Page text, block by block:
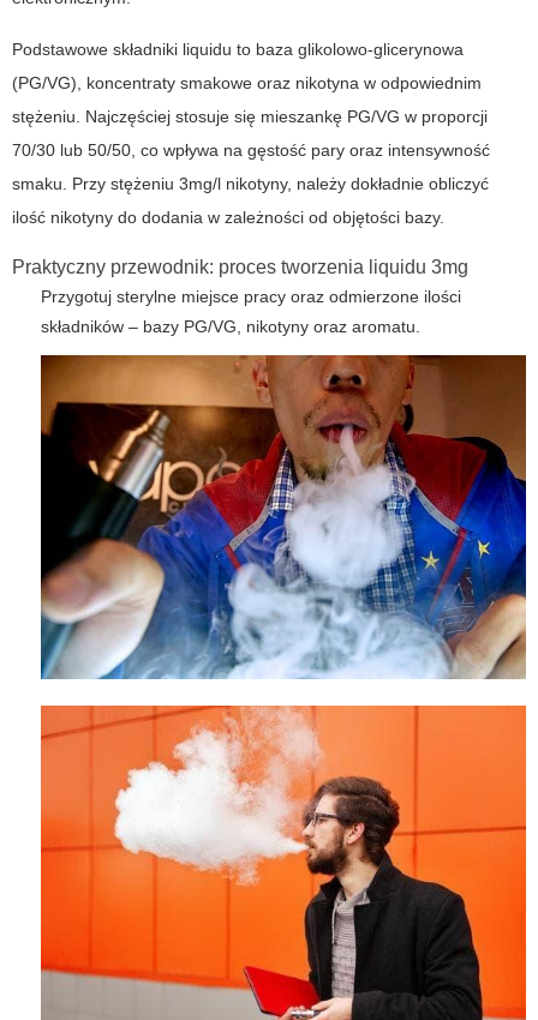
Podstawowe składniki liquidu to baza glikolowo-glicerynowa
(PG/VG), koncentraty smakowe oraz nikotyna w odpowiednim
stężeniu. Najczęściej stosuje się mieszankę PG/VG w proporcji
70/30 lub 50/50, co wpływa na gęstość pary oraz intensywność
smaku. Przy stężeniu 3mg/l nikotyny, należy dokładnie obliczyć
ilość nikotyny do dodania w zależności od objętości bazy.
Praktyczny przewodnik: proces tworzenia liquidu 3mg
Przygotuj sterylne miejsce pracy oraz odmierzone ilości
składników – bazy PG/VG, nikotyny oraz aromatu.